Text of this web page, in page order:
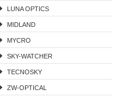
LUNA OPTICS
MIDLAND
MYCRO
SKY-WATCHER
TECNOSKY
ZW-OPTICAL